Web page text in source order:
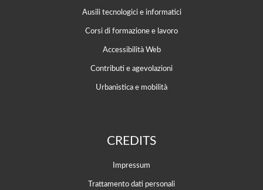
Ausili tecnologici e informatici
Corsi di formazione e lavoro
Accessibilità Web
Contributi e agevolazioni
Urbanistica e mobilità
CREDITS
Impressum
Trattamento dati personali